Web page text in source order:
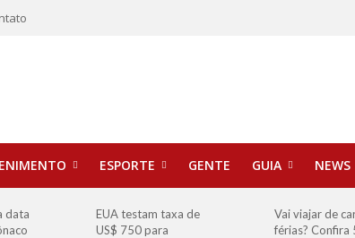
ESPORTE GENTE GUIA NEWS
data
EUA testam taxa de
US$ 750 para
Vai viajar de
férias? Confira